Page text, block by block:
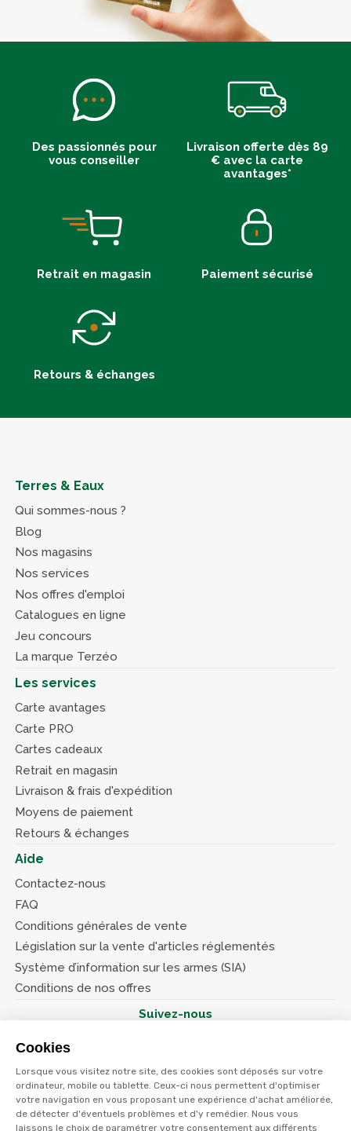
Cookies
Lorsque vous visitez notre site, des cookies sont déposés sur votre
ordinateur, mobile ou tablette. Ceux-ci nous permettent d'optimiser
votre navigation en vous proposant une expérience d'achat améliorée,
de détecter d'éventuels problèmes et d'y remédier. Nous vous
laissons le choix de paramétrer votre consentement aux différents
Des passionnés pour
vous conseiller
Livraison offerte dès 89
€ avec la carte
avantages*
Retrait en magasin Paiement sécurisé
Retours & échanges
Terres & Eaux
Qui sommes-nous ?
Blog
Nos magasins
Nos services
Nos offres d'emploi
Catalogues en ligne
Jeu concours
La marque Terzéo
Les services
Carte avantages
Carte PRO
Cartes cadeaux
Retrait en magasin
Livraison & frais d'expédition
Moyens de paiement
Retours & échanges
Aide
Contactez-nous
FAQ
Conditions générales de vente
Législation sur la vente d'articles réglementés
Système d’information sur les armes (SIA)
Conditions de nos offres
Suivez-nous
© Terres et eaux 2026
Politique de confidentialité
Mentions légales